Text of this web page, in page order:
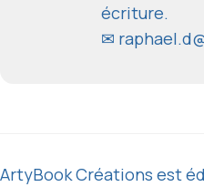
écriture.
✉
ArtyBook Créations est